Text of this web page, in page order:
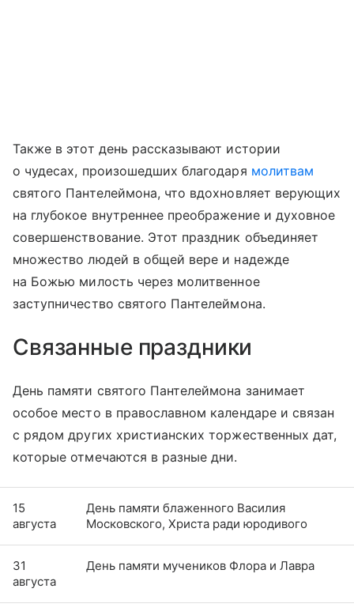
Также в этот день рассказывают истории
о чудесах, произошедших благодаря молитвам
святого Пантелеймона, что вдохновляет верующих
на глубокое внутреннее преображение и духовное
совершенствование. Этот праздник объединяет
множество людей в общей вере и надежде
на Божью милость через молитвенное
заступничество святого Пантелеймона.
Связанные праздники
День памяти святого Пантелеймона занимает
особое место в православном календаре и связан
с рядом других христианских торжественных дат,
которые отмечаются в разные дни.
15
августа
День памяти блаженного Василия
Московского, Христа ради юродивого
31
августа
День памяти мучеников Флора и Лавра